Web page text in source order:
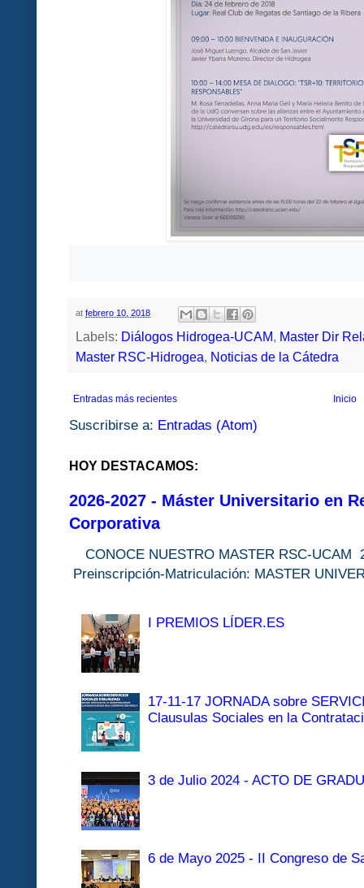
at febrero 10, 2018
Labels: Diálogos Hidrogea-UCAM, Master Dir
Master RSC-Hidrogea, Noticias de la Cátedra
Entradas más recientes Inicio
Suscribirse a: Entradas (Atom)
HOY DESTACAMOS:
2026-2027 - Máster Universitario en
Corporativa
CONOCE NUESTRO MASTER
Preinscripción-Matriculación: MASTER
I PREMIOS LÍDER.ES
17-11-17 JORNADA sobre
Clausulas Sociales en la
3 de Julio 2024 - ACTO DE
6 de Mayo 2025 - II Congreso de